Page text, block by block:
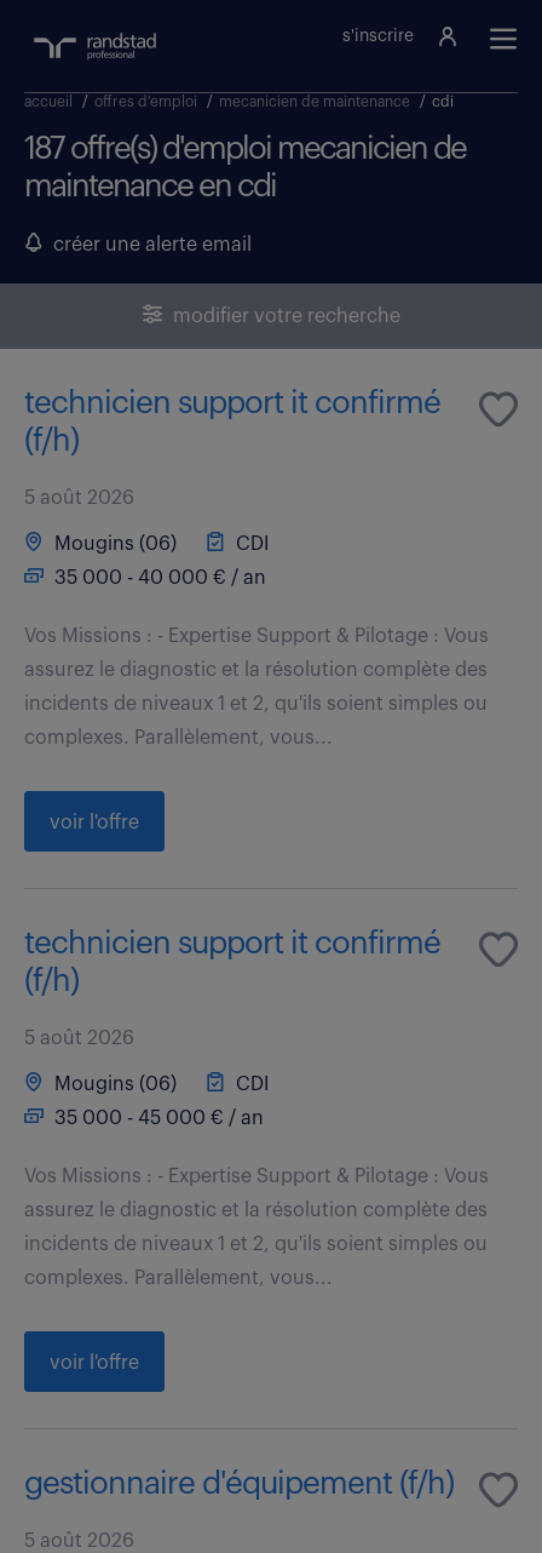
s'inscrire
accueil / offres d'emploi / mecanicien de maintenance / cdi
187 offre(s) d'emploi mecanicien de
maintenance en cdi
créer une alerte email
modifier votre recherche
technicien support it confirmé
(f/h)
5 août 2026
Mougins (06)
CDI
35 000 - 40 000 € / an
Vos Missions : - Expertise Support & Pilotage : Vous
assurez le diagnostic et la résolution complète des
incidents de niveaux 1 et 2, qu'ils soient simples ou
complexes. Parallèlement, vous...
voir l'offre
technicien support it confirmé
(f/h)
5 août 2026
Mougins (06)
CDI
35 000 - 45 000 € / an
Vos Missions : - Expertise Support & Pilotage : Vous
assurez le diagnostic et la résolution complète des
incidents de niveaux 1 et 2, qu'ils soient simples ou
complexes. Parallèlement, vous...
voir l'offre
gestionnaire d'équipement (f/h)
5 août 2026